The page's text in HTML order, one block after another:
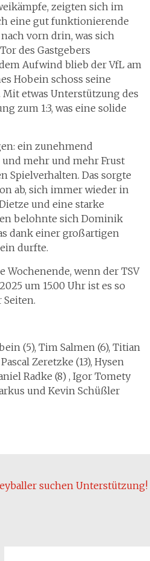
zeigten sich im
eine gut funktionierende
vorn drin, was sich
des Gastgebers
Aufwind blieb der VfL am
Hobein schoss seine
Mit etwas Unterstützung des
zum 1:3, was eine solide
ein zunehmend
mehr und mehr Frust
Spielverhalten. Das sorgte
ab, sich immer wieder in
und eine starke
belohnte sich Dominik
dank einer großartigen
durfte.
wenn der TSV
um 15.00 Uhr ist es so
(5), Tim Salmen (6), Titian
Zeretzke (13), Hysen
Radke (8) , Igor Tomety
und Kevin Schüßler
suchen Unterstützung!